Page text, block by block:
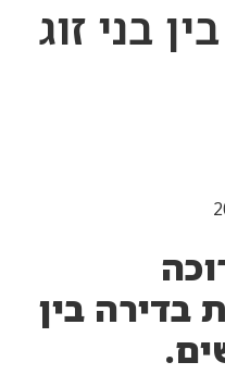
בני זוג
בדירה בין